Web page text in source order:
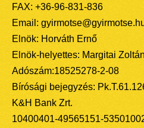
FAX: +36-96-831-836
Email:
Elnök: Horváth Ernő
Elnök-helyettes: Margitai
Adószám:18525278-2-08
Bírósági bejegyzés:
K&H Bank Zrt.
10400401-49565151-